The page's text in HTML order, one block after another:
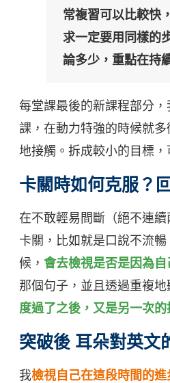
常複習可以比較快
求一定要用同樣的
論多少，重點在持
每堂課最後的新課程部分
課，在動力特強的時候就
地接觸。拆成較小的目標
卡關時如何克服？
在不敢輕易間斷（絕不連
卡關，比如就是口說不流
候， 會去檢視是否是因為
那個句子，並且透過重複地
度過了之後，又是另一次
突破後 耳朵對英文
我檢視自己在這段時間的